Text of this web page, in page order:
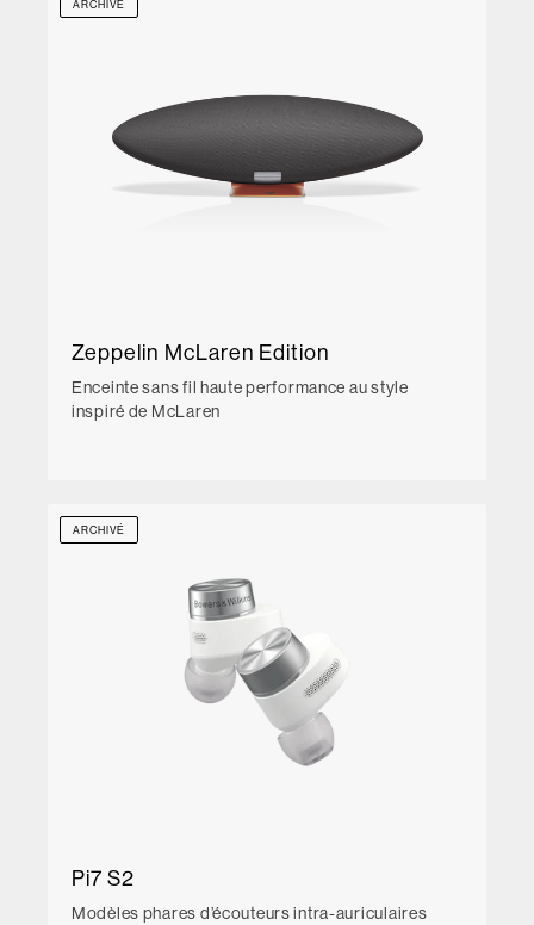
ARCHIVÉ
Zeppelin McLaren Edition
Enceinte sans fil haute performance au style
inspiré de McLaren
ARCHIVÉ
Pi7 S2
Modèles phares d’écouteurs intra-auriculaires